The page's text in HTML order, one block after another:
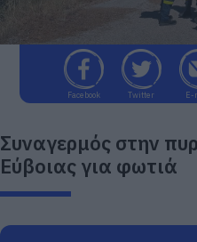
Facebook Twitter E-
Συναγερμός στην
Εύβοιας για φωτιά